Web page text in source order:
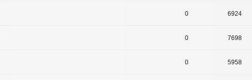
0 6924
0 7698
0 5958